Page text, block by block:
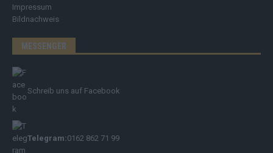
Impressum
Bildnachweis
MESSENGER
Schreib uns auf Facebook
Telegram:0162 862 71 99